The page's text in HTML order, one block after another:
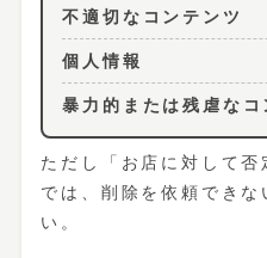
不適切なコンテンツ
個人情報
暴力的または残虐なコ
ただし「お店に対して
では、削除を依頼できな
い。